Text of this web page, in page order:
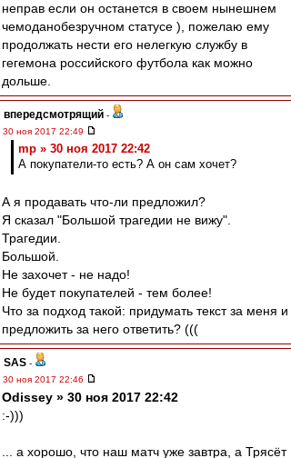
неправ если он останется в своем нынешнем
чемоданобезручном статусе ), пожелаю ему
продолжать нести его нелегкую службу в
гегемона российского футбола как можно
дольше.
впередсмотрящий -
30 ноя 2017 22:49
mp » 30 ноя 2017 22:42
А покупатели-то есть? А он сам хочет?
А я продавать что-ли предложил?
Я сказал "Большой трагедии не вижу".
Трагедии.
Большой.
Не захочет - не надо!
Не будет покупателей - тем более!
Что за подход такой: придумать текст за меня и
предложить за него ответить? (((
SAS -
30 ноя 2017 22:46
Odissey » 30 ноя 2017 22:42
:-)))
... а хорошо, что наш матч уже завтра, а Трясёт